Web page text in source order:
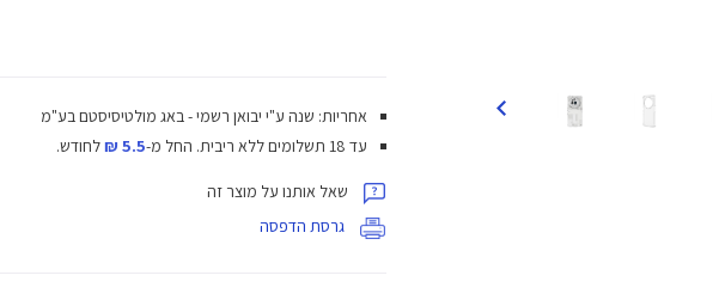
אחריות: שנה ע"י יבואן רשמי - באג מולטיסיסטם בע"מ
עד 18 תשלומים ללא ריבית.
החל מ-5.5 ₪ לחודש.
שאל אותנו על מוצר זה
גרסת הדפסה